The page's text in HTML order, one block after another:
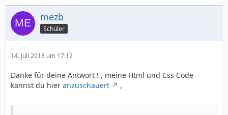
mezb
Schüler
14. Juli 2018 um 17:12
Danke für deine Antwort ! , meine Html und Css Code
kannst du hier anzuschauert ,